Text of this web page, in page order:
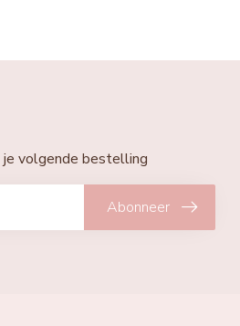
volgende bestelling
Abonneer